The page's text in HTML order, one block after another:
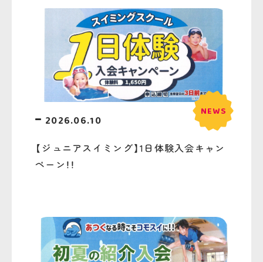
2026.06.10
【ジュニアスイミング】1日体験入会キャン
ペーン！！